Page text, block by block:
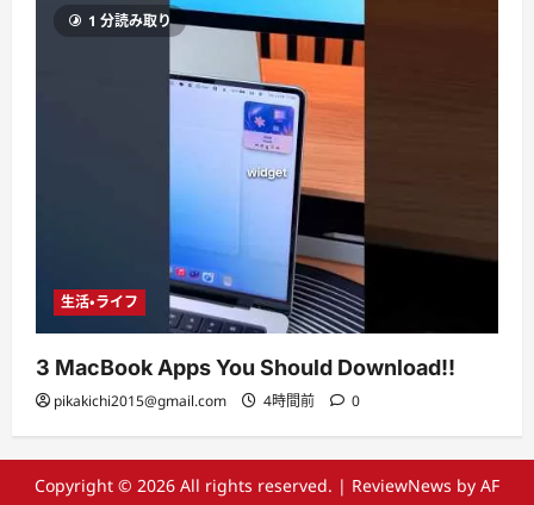
1 分読み取り
生活・ライフ
3 MacBook Apps You Should Download!!
pikakichi2015@gmail.com 4時間前 0
Copyright © 2026 All rights reserved. | ReviewNews by AF